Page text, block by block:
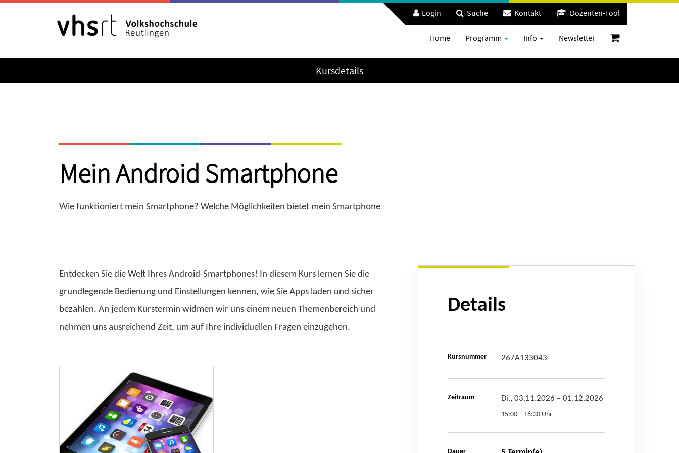
Login Suche Kontakt Dozenten-Tool
Home Programm Info Newsletter
Kursdetails
Mein Android Smartphone
Wie funktioniert mein Smartphone? Welche Möglichkeiten bietet mein Smartphone
Details
Kursnummer 267A133043
Zeitraum Di., 03.11.2026 – 01.12.2026
15:00 – 16:30 Uhr
Entdecken Sie die Welt Ihres Android-Smartphones! In diesem Kurs lernen Sie die
grundlegende Bedienung und Einstellungen kennen, wie Sie Apps laden und sicher
bezahlen. An jedem Kurstermin widmen wir uns einem neuen Themenbereich und
nehmen uns ausreichend Zeit, um auf Ihre individuellen Fragen einzugehen.